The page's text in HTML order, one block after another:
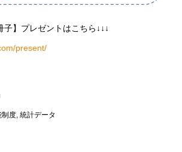
子】プレゼントはこちら↓↓↓
present/
制度, 統計データ